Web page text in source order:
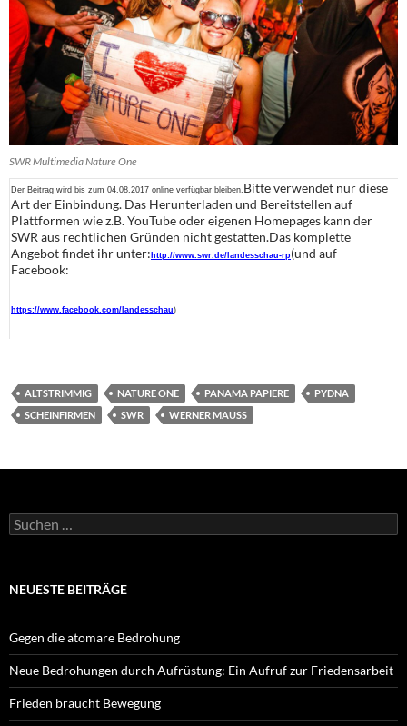
SWR Multimedia Nature One
Der Beitrag wird bis zum 04.08.2017 online verfügbar bleiben. Bitte verwendet nur diese
Art der Einbindung. Das Herunterladen und Bereitstellen auf
Plattformen wie z.B. YouTube oder eigenen Homepages kann der
SWR aus rechtlichen Gründen nicht gestatten.Das komplette
Angebot findet ihr unter: http://www.swr.de/landesschau-rp(und auf
Facebook:
https://www.facebook.com/landesschau)
ALTSTRIMMIG NATURE ONE PANAMA PAPIERE
PYDNA
SCHEINFIRMEN
SWR WERNER MAUSS
Suchen
nach:
NEUESTE BEITRÄGE
Gegen die atomare Bedrohung
Neue Bedrohungen durch Aufrüstung: Ein Aufruf zur Friedensarbeit
Frieden braucht Bewegung